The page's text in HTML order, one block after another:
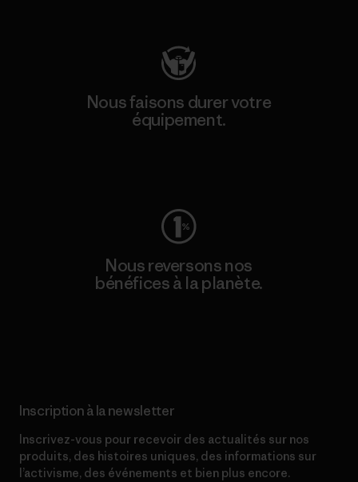
Nous faisons durer votre
équipement.
Nous reversons nos
bénéfices à la planète.
Inscription à la newsletter
Inscrivez-vous pour recevoir des actualités sur nos
produits, des histoires uniques, des informations sur
l’activisme, des événements et bien plus encore.